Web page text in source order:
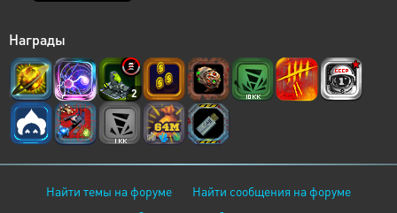
Награды
2
Найти темы на форуме
Найти сообщения на форуме